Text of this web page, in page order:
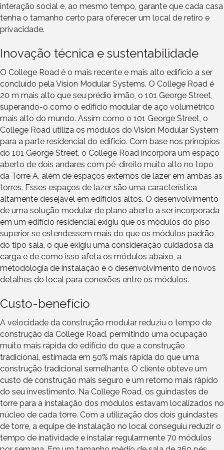
interação social e, ao mesmo tempo, garante que cada casa
tenha o tamanho certo para oferecer um local de retiro e
privacidade.
Inovação técnica e sustentabilidade
O College Road é o mais recente e mais alto edifício a ser
concluído pela Vision Modular Systems. O College Road é
20 m mais alto que seu prédio irmão, o 101 George Street,
superando-o como o edifício modular de aço volumétrico
mais alto do mundo. Assim como o 101 George Street, o
College Road utiliza os módulos do Vision Modular System
para a parte residencial do edifício. Com base nos princípios
do 101 George Street, o College Road incorpora um espaço
aberto de dois andares com pé-direito muito alto no topo
da Torre A, além de espaços externos de lazer em ambas as
torres. Esses espaços de lazer são uma característica
altamente desejável em edifícios altos. O desenvolvimento
de uma solução modular de plano aberto a ser incorporada
em um edifício residencial exigiu que os módulos do piso
superior se estendessem mais do que os módulos padrão
do tipo sala, o que exigiu uma consideração cuidadosa da
carga e de como isso afeta os módulos abaixo, a
metodologia de instalação e o desenvolvimento de novos
detalhes do local para conexões entre os módulos.
Custo-benefício
A velocidade da construção modular reduziu o tempo de
construção da College Road, permitindo uma ocupação
muito mais rápida do edifício do que a construção
tradicional, estimada em 50% mais rápida do que uma
construção tradicional semelhante. O cliente obteve um
custo de construção mais seguro e um retorno mais rápido
do seu investimento. Na College Road, os guindastes de
torre para a instalação dos módulos estavam localizados no
núcleo de cada torre. Com a utilização dos dois guindastes
de torre, a equipe de instalação no local conseguiu reduzir o
tempo de inatividade e instalar regularmente 70 módulos